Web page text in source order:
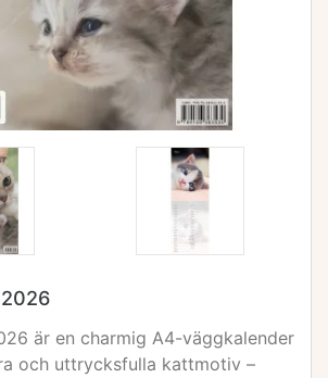
är en charmig A4-väggkalender
och uttrycksfulla kattmotiv –